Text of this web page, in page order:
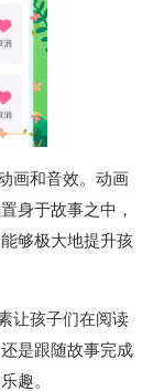
画和音效。动画
身于故事之中，
够极大地提升孩
让孩子们在阅读
是跟随故事完成
趣。